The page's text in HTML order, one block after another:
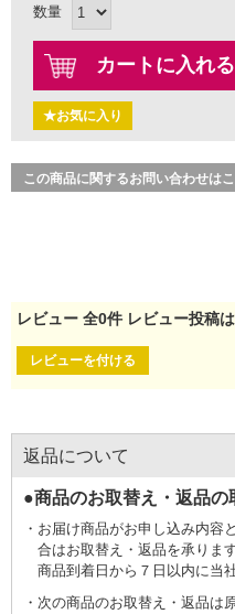
数量
カートに入れる
★お気に入り
この商品に関するお問い合わせは
レビュー 全0件 レビュー投稿
レビューを付ける
返品について
●商品のお取替え・返品の
お届け商品がお申し込み内容
合はお取替え・返品を承ります
商品到着日から７日以内に当
次の商品のお取替え・返品は